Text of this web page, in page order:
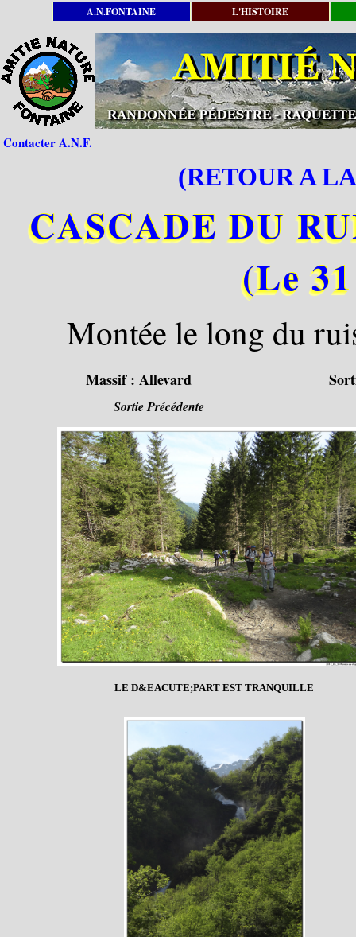
A.N.FONTAINE L'HISTOIRE
Contacter A.N.F.
(RETOUR A
CASCADE DU
(Le
Montée le long du
Massif :Allevard
Sortie Précédente
LE D&EACUTE;PART EST TRANQUILLE